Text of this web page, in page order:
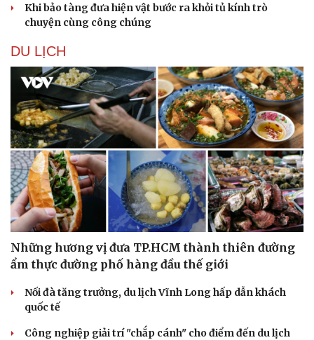
Khi bảo tàng đưa hiện vật bước ra khỏi tủ kính trò
chuyện cùng công chúng
DU LỊCH
Những hương vị đưa TP.HCM thành thiên đường
ẩm thực đường phố hàng đầu thế giới
Nối đà tăng trưởng, du lịch Vĩnh Long hấp dẫn khách
quốc tế
Công nghiệp giải trí "chắp cánh" cho điểm đến du lịch